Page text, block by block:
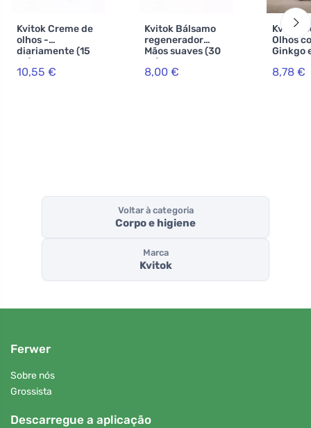
Kvitok Creme de
olhos -
diariamente (15
ml) - com
extractos de
10,55 €
Kvitok Bálsamo
regenerador
Mãos suaves (30
ml) - com
delicado aroma
8,00 €
Kvitok
Olhos
Ginkgo
Noite
on
8,78 €
Voltar à categoria
Corpo e higiene
Marca
Kvitok
Ferwer
Sobre nós
Grossista
Descarregue a aplicação